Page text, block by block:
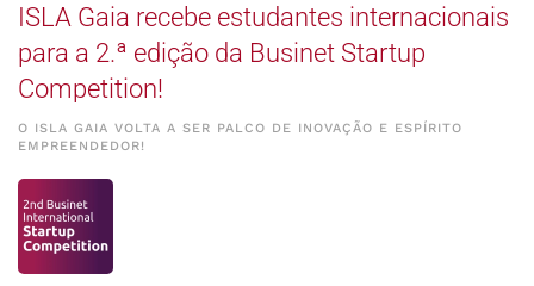
ISLA Gaia recebe estudantes internacionais
para a 2.ª edição da Businet Startup
Competition!
O ISLA GAIA VOLTA A SER PALCO DE INOVAÇÃO E ESPÍRITO
EMPREENDEDOR!